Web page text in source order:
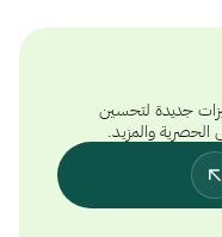
جديدة لتحسين
الحصرية والمزيد.